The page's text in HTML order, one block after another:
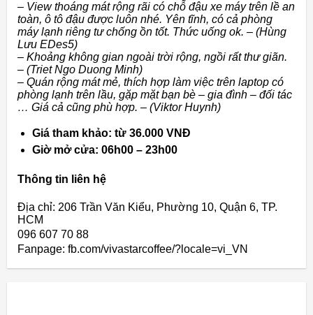
– View thoáng mát rộng rãi có chỗ đậu xe máy trên lề an
toàn, ô tô đậu được luôn nhé. Yên tĩnh, có cả phòng
máy lạnh riêng tư chống ồn tốt. Thức uống ok. – (Hùng
Lưu EDes5)
– Khoảng không gian ngoài trời rộng, ngồi rất thư giãn.
– (Triet Ngo Duong Minh)
– Quán rộng mát mẻ, thích hợp làm việc trên laptop có
phòng lạnh trên lầu, gặp mặt bạn bè – gia đình – đối tác
… Giá cả cũng phù hợp. – (Viktor Huynh)
Giá tham khảo: từ 36.000 VNĐ
Giờ mở cửa: 06h00 – 23h00
Thông tin liên hệ
Địa chỉ: 206 Trần Văn Kiểu, Phường 10, Quận 6, TP.
HCM
096 607 70 88
Fanpage: fb.com/vivastarcoffee/?locale=vi_VN